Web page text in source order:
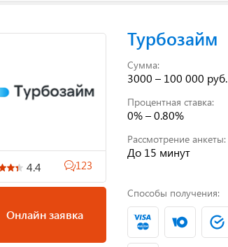
4.4 123
Онлайн заявка
Турбозайм
Сумма:
3000 – 100 000 руб.
Процентная ставка:
0% – 0.80%
Рассмотрение анкеты:
До 15 минут
Способы получения: